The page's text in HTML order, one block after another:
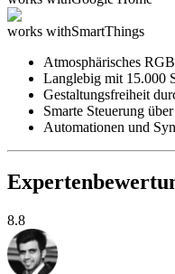
works withSmartThings
Atmosphärisches
Langlebig mit 15.000
Gestaltungsfreiheit
Smarte Steuerung
Automationen und
8.8